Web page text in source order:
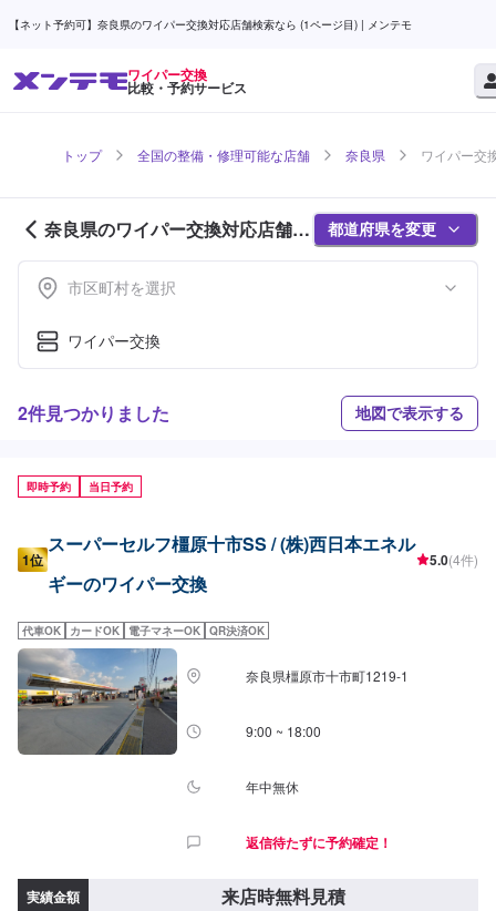
【ネット予約可】奈良県のワイパー交換対応店舗検索なら (1ページ目) | メンテモ
ワイパー交換
比較・予約サービス
トップ 全国の整備・修理可能な店舗 奈良県 ワイパー交
奈良県のワイパー交換対応店舗紹
介 (1ページ目)
都道府県を変更
市区町村を選択
ワイパー交換
2件見つかりました 地図で表示する
即時予約 当日予約
1位
スーパーセルフ橿原十市SS / (株)西日本エネル
ギーのワイパー交換
5.0(4件)
代車OK カードOK 電子マネーOK QR決済OK
奈良県橿原市十市町1219-1
9:00 ~ 18:00
年中無休
返信待たずに予約確定！
実績金額 来店時無料見積